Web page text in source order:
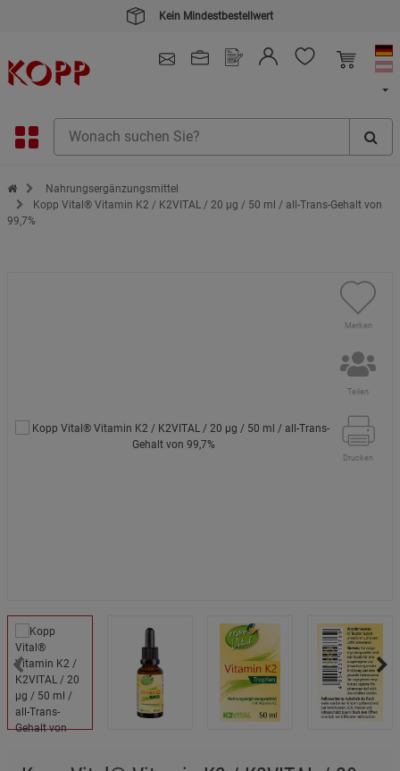
Kein Mindestbestellwert
Zur Startseite des Kopp Verlag Online-Shop
Nahrungsergänzungsmittel
Kopp Vital® Vitamin K2 / K2VITAL / 20 µg / 50 ml / all-Trans-Gehalt von
99,7%
Merken
Teilen
Drucken